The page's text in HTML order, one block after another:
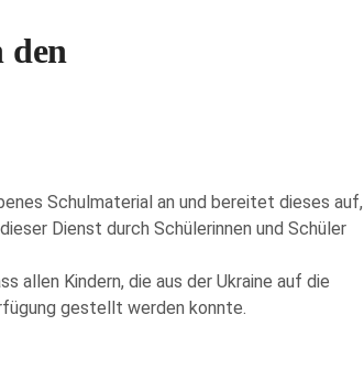
den
Schulmaterial an und bereitet dieses auf,
Dienst durch Schülerinnen und Schüler
allen Kindern, die aus der Ukraine auf die
gestellt werden konnte.